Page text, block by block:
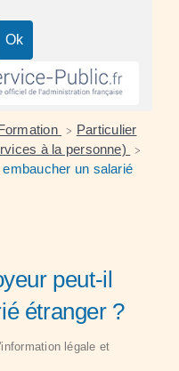
> Particulier
à la personne)
>
un salarié
peut-il
étranger ?
légale et